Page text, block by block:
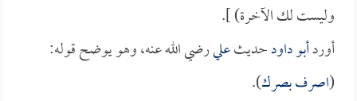
وليست لك الآخرة) ].
أوردأبو داودحديثعليرضي الله عنه، وهو يوضح قوله:
(اصرف بصرك).